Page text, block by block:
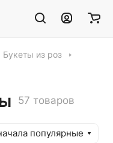
Букеты из роз
57 товаров
популярные